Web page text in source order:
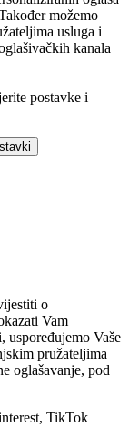
možemo
usluga i
kanala
postavke i
o
Vam
uspoređujemo Vaše
pružateljima
oglašavanje, pod
TikTok